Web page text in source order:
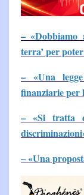
– «Dobbiamo
terra’ per
– «Una
finanziarie per
– «Si tratta
– «Una